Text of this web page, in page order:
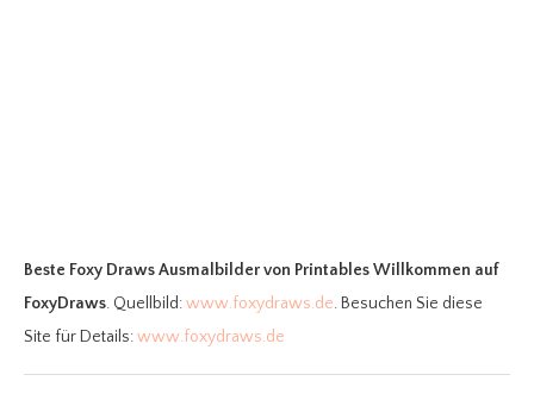
Beste Foxy Draws Ausmalbildervon Printables Willkommen auf
FoxyDraws. Quellbild:www.foxydraws.de. Besuchen Sie diese
Site für Details:www.foxydraws.de